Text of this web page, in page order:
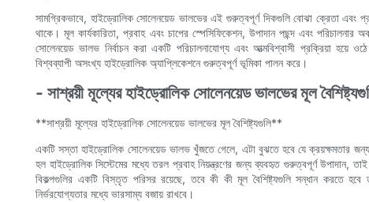
সামগ্রিকভাবে, হাইড্রোলিক সোলেনয়েড ভালভের এই গুরুত্বপূর্ণ দিকগুলি বোঝা ক্রেতা এবং
থাকে। মূল কার্যকারিতা, প্রবাহ এবং চাপের স্পেসিফিকেশন, উপাদান পছন্দ এবং
সোলেনয়েড ভালভ নির্বাচন করা একটি পরিচালনাযোগ্য এবং আত্মবিশ্বাসী প্রক্রিয়া
বিশ্বব্যাপী অসংখ্য হাইড্রোলিক অ্যাপ্লিকেশনে গুরুত্বপূর্ণ ভূমিকা পালন করে।
- সাশ্রয়ী মূল্যের হাইড্রোলিক সোলেনয়েড ভালভের মূল
**সাশ্রয়ী মূল্যের হাইড্রোলিক সোলেনয়েড ভালভের মূল বৈশিষ্ট্যগুলি**
একটি সস্তা হাইড্রোলিক সোলেনয়েড ভালভ খুঁজতে গেলে, এটা বুঝতে হবে যে ক্রয়ক্ষমতার
হল হাইড্রোলিক সিস্টেমের মধ্যে তরল প্রবাহ নিয়ন্ত্রণের জন্য ব্যবহৃত গুরুত্বপূর্ণ উপাদান, তাই
বিকল্পগুলির একটি বিস্তৃত পরিসর রয়েছে, তবে কী কী মূল বৈশিষ্ট্যগুলি সন্ধান করতে
নির্ভরযোগ্যতার মধ্যে ভারসাম্য বজায় রাখবে।